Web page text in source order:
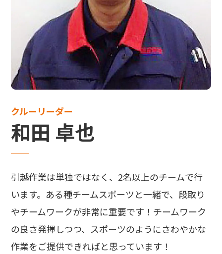
クルーリーダー
和田 卓也
引越作業は単独ではなく、2名以上のチームで行
います。ある種チームスポーツと一緒で、段取り
やチームワークが非常に重要です！チームワーク
の良さ発揮しつつ、スポーツのようにさわやかな
作業をご提供できればと思っています！